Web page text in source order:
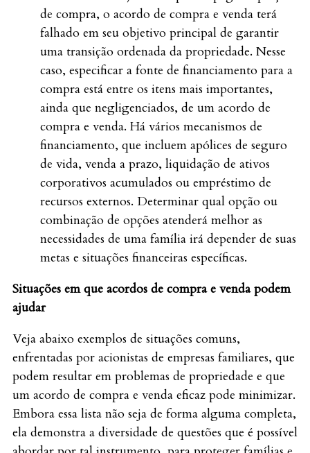
de compra, o acordo de compra e venda terá
falhado em seu objetivo principal de garantir
uma transição ordenada da propriedade. Nesse
caso, especificar a fonte de financiamento para a
compra está entre os itens mais importantes,
ainda que negligenciados, de um acordo de
compra e venda. Há vários mecanismos de
financiamento, que incluem apólices de seguro
de vida, venda a prazo, liquidação de ativos
corporativos acumulados ou empréstimo de
recursos externos. Determinar qual opção ou
combinação de opções atenderá melhor as
necessidades de uma família irá depender de suas
metas e situações financeiras específicas.
Situações em que acordos de compra e venda podem
ajudar
Veja abaixo exemplos de situações comuns,
enfrentadas por acionistas de empresas familiares, que
podem resultar em problemas de propriedade e que
um acordo de compra e venda eficaz pode minimizar.
Embora essa lista não seja de forma alguma completa,
ela demonstra a diversidade de questões que é possível